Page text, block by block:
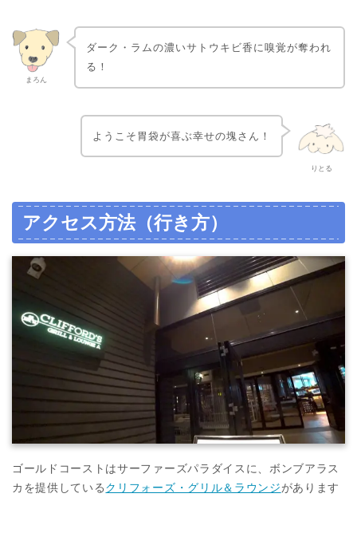
まろん
ダーク・ラムの濃いサトウキビ香に嗅覚が奪われ
る！
りとる
ようこそ胃袋が喜ぶ幸せの塊さん！
アクセス方法（行き方）
ゴールドコーストはサーファーズパラダイスに、ボンブアラス
カを提供している クリフォーズ・グリル＆ラウンジ があります